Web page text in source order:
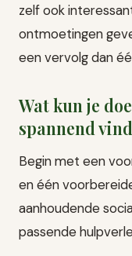
zelf ook
ontmoetingen
een vervolg dan
Wat kun je
spannend
Begin met een
en één
aanhoudende
passende